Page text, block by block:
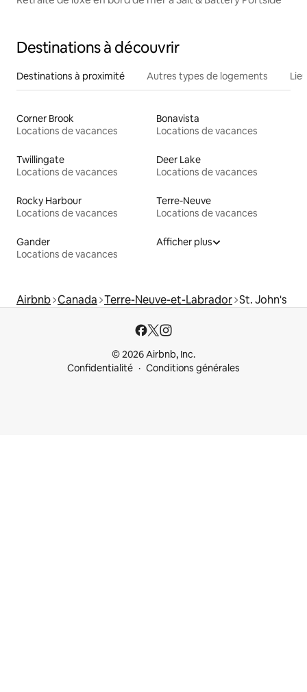
Destinations à découvrir
Destinations à proximité Autres types de logements
Corner Brook
Locations de vacances
Bonavista
Locations de vacances
Twillingate
Locations de vacances
Deer Lake
Locations de vacances
Rocky Harbour
Locations de vacances
Terre-Neuve
Locations de vacances
Gander
Locations de vacances
Afficher plus
Airbnb Canada Terre-Neuve-et-Labrador St. John's
© 2026 Airbnb, Inc.
Confidentialité
Conditions générales